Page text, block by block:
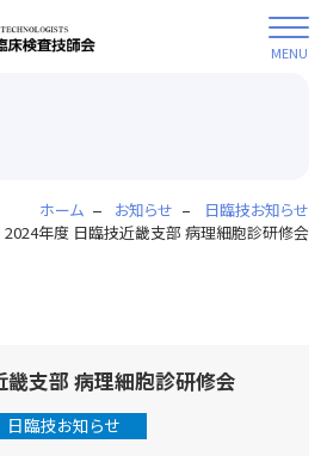
MENU
ホーム お知らせ
日臨技お知らせ
2024年度 日臨技近畿支部 病理細胞診研修会
畿支部 病理細胞診研修会
日臨技お知らせ